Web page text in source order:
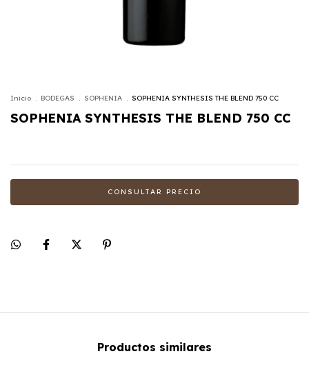
Inicio . BODEGAS . SOPHENIA . SOPHENIA SYNTHESIS THE BLEND 750 CC
SOPHENIA SYNTHESIS THE BLEND 750 CC
Productos similares